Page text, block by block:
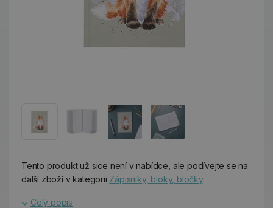
Tento produkt už sice není v nabídce, ale podívejte se na
další zboží v kategorii Zápisníky, bloky, bločky.
Celý popis